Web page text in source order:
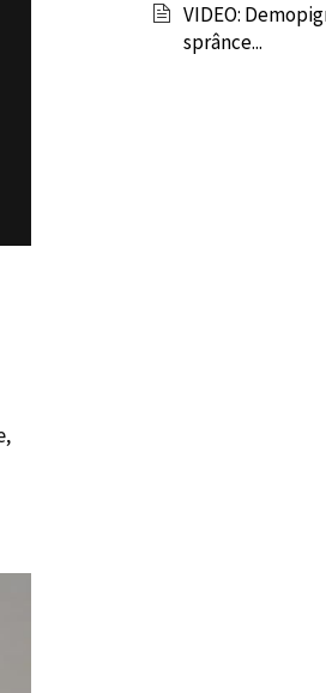
VIDEO:
sprânce...